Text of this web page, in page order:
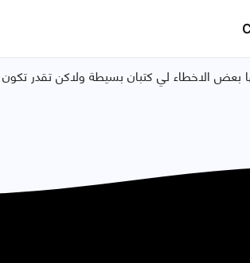
الاخطاء لي كتبان بسيطة ولاكن تقدر تكون